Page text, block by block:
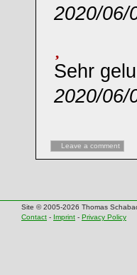
2020/06/
Sehr
2020/06/
Leave a comment
Site © 2005-2026 Thomas
Contact - Imprint - Privacy Policy